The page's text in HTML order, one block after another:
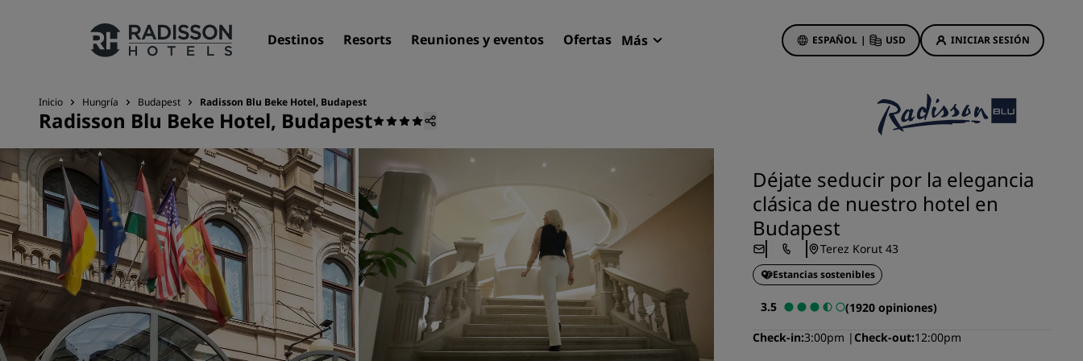
Destinos Resorts Reuniones y eventos Ofertas Más ESPAÑOL | USD INICIAR SESIÓN
Nuestras marcas
Marcas de Radisson Hotels
Apartahoteles
Hoteles en el aeropuerto
Hoteles nuevos y de próxima
apertura
Reuniones y eventos
Descubre Radisson Meetings
Ofertas de hotel
A la primera va la vencida
Ofertas especiales
Consultar nuestros paquetes
Ideas de viaje
Hoteles para familias
Inicio Hungría Budapest Radisson Blu Beke Hotel, Budapest
Radisson Blu Beke Hotel, Budapest
Déjate seducir por la elegancia
clásica de nuestro hotel en
Budapest
Terez Korut 43
Estancias sostenibles
3.5
(1920 opiniones)
Check-in 3:00pm Check-out 12:00pm